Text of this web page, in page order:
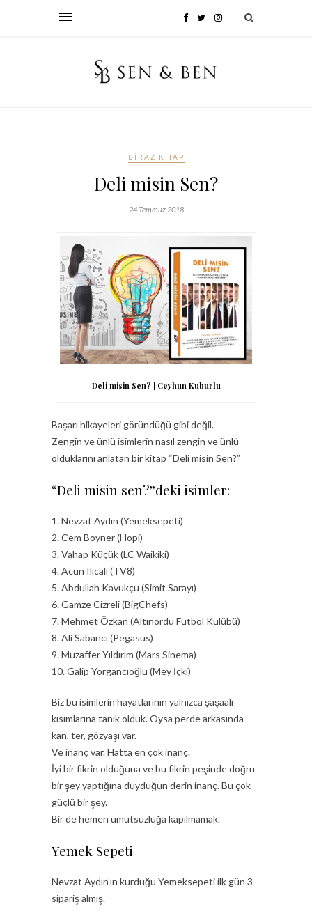
BIRAZ KITAP
Deli misin Sen?
24 Temmuz 2018
Deli misin Sen? | Ceyhun Kuburlu
Başarı hikayeleri göründüğü gibi değil.
Zengin ve ünlü isimlerin nasıl zengin ve ünlü
olduklarını anlatan bir kitap “Deli misin Sen?”
“Deli misin sen?”deki isimler:
1. Nevzat Aydın (Yemeksepeti)
2. Cem Boyner (Hopi)
3. Vahap Küçük (LC Waikiki)
4. Acun Ilıcalı (TV8)
5. Abdullah Kavukçu (Simit Sarayı)
6. Gamze Cizreli (BigChefs)
7. Mehmet Özkan (Altınordu Futbol Kulübü)
8. Ali Sabancı (Pegasus)
9. Muzaffer Yıldırım (Mars Sinema)
10. Galip Yorgancıoğlu (Mey İçki)
Biz bu isimlerin hayatlarının yalnızca şaşaalı
kısımlarına tanık olduk. Oysa perde arkasında
kan, ter, gözyaşı var.
Ve inanç var. Hatta en çok inanç.
İyi bir fikrin olduğuna ve bu fikrin peşinde doğru
bir şey yaptığına duyduğun derin inanç. Bu çok
güçlü bir şey.
Bir de hemen umutsuzluğa kapılmamak.
Yemek Sepeti
Nevzat Aydın’ın kurduğu Yemeksepeti ilk gün 3
sipariş almış.